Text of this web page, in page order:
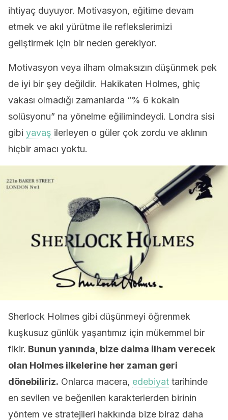
ihtiyaç duyuyor. Motivasyon, eğitime devam
etmek ve akıl yürütme ile reflekslerimizi
geliştirmek için bir neden gerekiyor.
Motivasyon veya ilham olmaksızın düşünmek pek
de iyi bir şey değildir. Hakikaten Holmes, ghiç
vakası olmadığı zamanlarda “% 6 kokain
solüsyonu” na yönelme eğilimindeydi. Londra sisi
gibi yavaş ilerleyen o güler çok zordu ve aklının
hiçbir amacı yoktu.
Sherlock Holmes gibi düşünmeyi öğrenmek
kuşkusuz günlük yaşantımız için mükemmel bir
fikir. Bunun yanında, bize daima ilham verecek
olan Holmes ilkelerine her zaman geri
dönebiliriz. Onlarca macera, edebiyat tarihinde
en sevilen ve beğenilen karakterlerden birinin
yöntem ve stratejileri hakkında bize biraz daha